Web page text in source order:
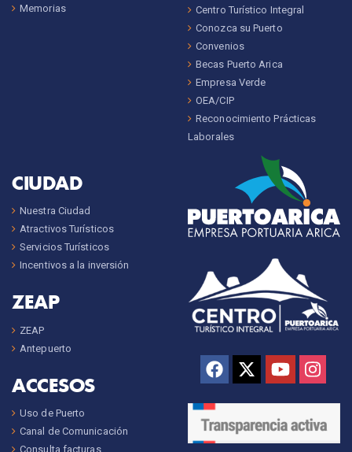
Memorias
Centro Turístico Integral
Conozca su Puerto
Convenios
Becas Puerto Arica
Empresa Verde
OEA/CIP
Reconocimiento Prácticas
Laborales
CIUDAD
Nuestra Ciudad
Atractivos Turísticos
Servicios Turísticos
Incentivos a la inversión
ZEAP
ZEAP
Antepuerto
ACCESOS
Uso de Puerto
Canal de Comunicación
Consulta facturas